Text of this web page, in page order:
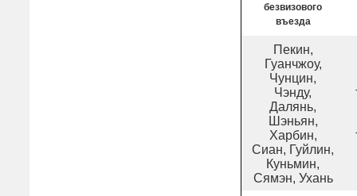
безвизового
въезда
Пекин,
Гуанчжоу,
Чунцин,
Чэнду,
Далянь,
Шэньян,
Харбин,
Сиан, Гуйлин,
Куньмин,
Сямэн, Ухань